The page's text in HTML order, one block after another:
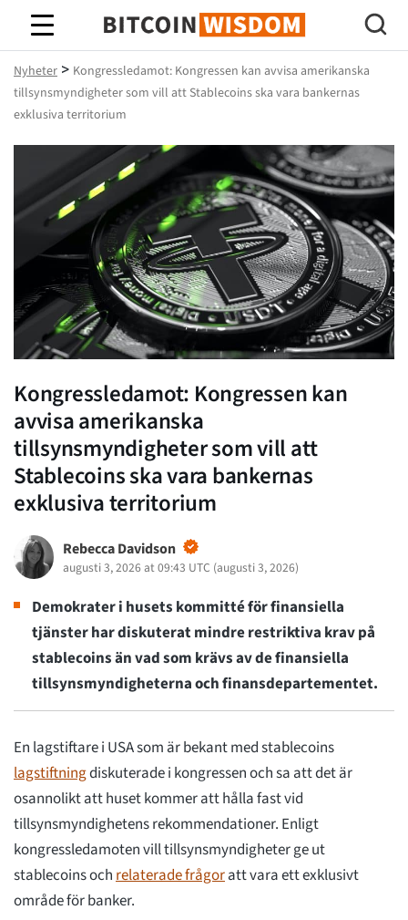
Bitcoin Wisdom
Nyheter > Kongressledamot: Kongressen kan avvisa amerikanska
tillsynsmyndigheter som vill att Stablecoins ska vara bankernas
exklusiva territorium
Kongressledamot: Kongressen kan
avvisa amerikanska
tillsynsmyndigheter som vill att
Stablecoins ska vara bankernas
exklusiva territorium
Rebecca Davidson
augusti 3, 2026 at 09:43 UTC (augusti 3, 2026)
Demokrater i husets kommitté för finansiella
tjänster har diskuterat mindre restriktiva krav på
stablecoins än vad som krävs av de finansiella
tillsynsmyndigheterna och finansdepartementet.
En lagstiftare i USA som är bekant med stablecoins
lagstiftningdiskuterade i kongressen och sa att det är
osannolikt att huset kommer att hålla fast vid
tillsynsmyndighetens rekommendationer. Enligt
kongressledamoten vill tillsynsmyndigheter ge ut
stablecoins och relaterade frågoratt vara ett exklusivt
område för banker.